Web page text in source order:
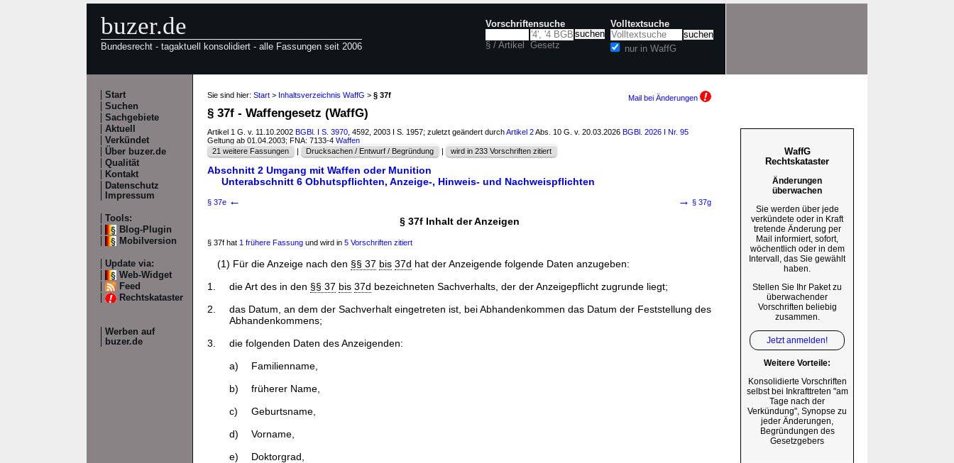
buzer.de
Bundesrecht - tagaktuell konsolidiert - alle Fassungen seit 2006
Vorschriftensuche
§ / Artikel Gesetz
Volltextsuche
nur in WaffG
Start
Suchen
Sachgebiete
Aktuell
Verkündet
Über buzer.de
Qualität
Kontakt
Datenschutz
Impressum
Tools:
Blog-Plugin
Mobilversion
Update via:
Web-Widget
Feed
Rechtskataster
Werben auf
buzer.de
Sie sind hier: Start > Inhaltsverzeichnis WaffG > § 37f Mail bei Änderungen
§ 37f - Waffengesetz (WaffG)
Artikel 1 G. v. 11.10.2002 BGBl. I S. 3970 , 4592, 2003 I S. 1957; zuletzt geändert durchArtikel 2Abs. 10 G. v. 20.03.2026 BGBl. 2026 I Nr. 95
Geltung ab 01.04.2003; FNA: 7133-4 Waffen
21 weitere Fassungen
| Drucksachen / Entwurf / Begründung | wird in 233 Vorschriften zitiert
Abschnitt 2 Umgang mit Waffen oder Munition
Unterabschnitt 6 Obhutspflichten, Anzeige-, Hinweis- und Nachweispflichten
§ 37e ← → § 37g
§ 37f Inhalt der Anzeigen
§ 37f hat 1 frühere Fassung und wird in 5 Vorschriften zitiert
(1) Für die Anzeige nach den §§ 37 bis 37d hat der Anzeigende folgende Daten anzugeben:
1.
die Art des in den §§ 37 bis 37d bezeichneten Sachverhalts, der der Anzeigepflicht zugrunde liegt;
2.
das Datum, an dem der Sachverhalt eingetreten ist, bei Abhandenkommen das Datum der Feststellung des
Abhandenkommens;
3.
die folgenden Daten des Anzeigenden:
a)
Familienname,
b)
früherer Name,
c)
Geburtsname,
d)
Vorname,
e)
Doktorgrad,
WaffG
Rechtskataster
Änderungen
überwachen
Sie werden über jede
verkündete oder in Kraft
tretende Änderung per
Mail informiert, sofort,
wöchentlich oder in dem
Intervall, das Sie gewählt
haben.
Stellen Sie Ihr Paket zu
überwachender
Vorschriften beliebig
zusammen.
Jetzt anmelden!
Weitere Vorteile:
Konsolidierte Vorschriften
selbst bei Inkrafttreten "am
Tage nach der
Verkündung", Synopse zu
jeder Änderungen,
Begründungen des
Gesetzgebers